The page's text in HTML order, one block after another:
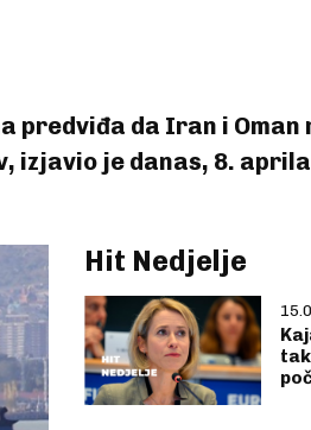
predviđa da Iran i Oman
izjavio je danas, 8.
Hit Nedjelje